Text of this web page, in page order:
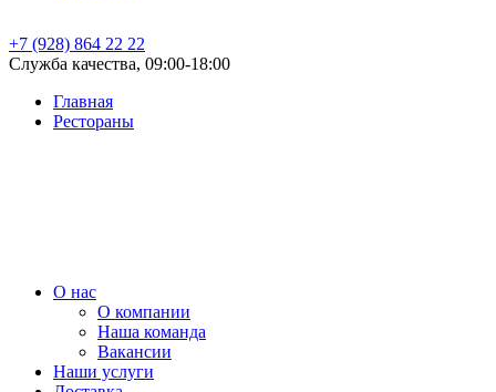
+7 (928) 864 22 22
Служба качества, 09:00-18:00
Главная
Рестораны
О нас
О компании
Наша команда
Вакансии
Наши услуги